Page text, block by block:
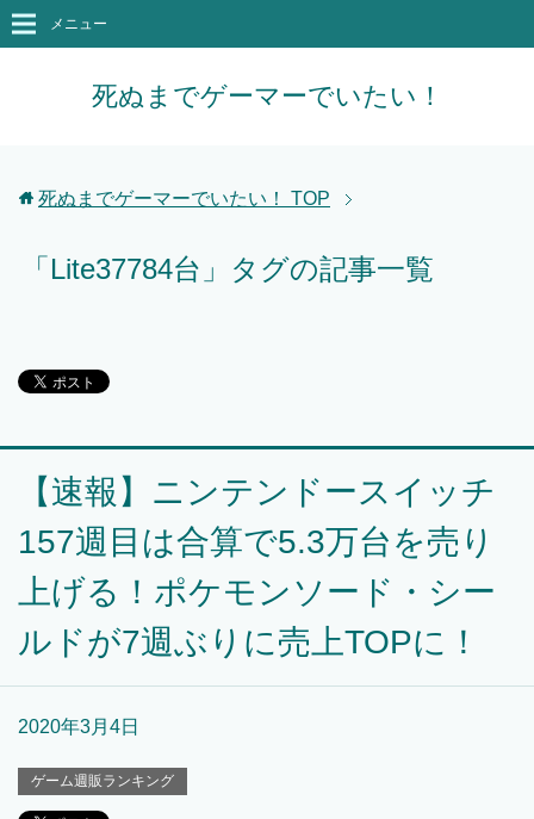
死ぬまでゲーマーでいたい！
メニュー
死ぬまでゲーマーでいたい！ TOP
「Lite37784台」タグの記事一覧
【速報】ニンテンドースイッチ
157週目は合算で5.3万台を売り
上げる！ポケモンソード・シー
ルドが7週ぶりに売上TOPに！
2020年3月4日
ゲーム週販ランキング